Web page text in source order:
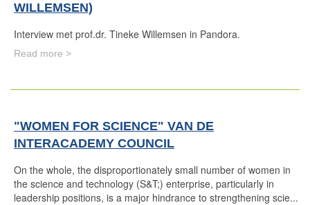
WILLEMSEN)
Interview met prof.dr. Tineke Willemsen in Pandora.
Read more >
"WOMEN FOR SCIENCE" VAN DE
INTERACADEMY COUNCIL
On the whole, the disproportionately small number of women in
the science and technology (S&T;) enterprise, particularly in
leadership positions, is a major hindrance to strengthening scie...